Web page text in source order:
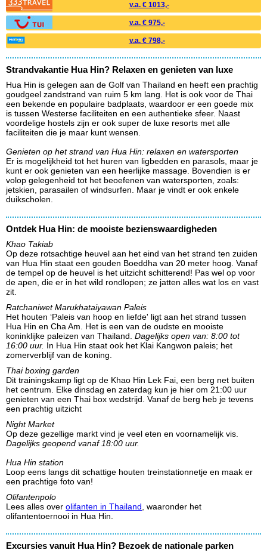
v.a. € 1013,-
v.a. € 975,-
v.a. € 798,-
Strandvakantie Hua Hin? Relaxen en genieten van luxe
Hua Hin is gelegen aan de Golf van Thailand en heeft een prachtig
goudgeel zandstrand van ruim 5 km lang. Het is ook voor de Thai
een bekende en populaire badplaats, waardoor er een goede mix
is tussen Westerse faciliteiten en een authentieke sfeer. Naast
voordelige hostels zijn er ook super de luxe resorts met alle
faciliteiten die je maar kunt wensen.
Genieten op het strand van Hua Hin: relaxen en watersporten
Er is mogelijkheid tot het huren van ligbedden en parasols, maar je
kunt er ook genieten van een heerlijke massage. Bovendien is er
volop gelegenheid tot het beoefenen van watersporten, zoals:
jetskien, parasailen of windsurfen. Maar je vindt er ook enkele
duikscholen.
Ontdek Hua Hin: de mooiste bezienswaardigheden
Khao Takiab
Op deze rotsachtige heuvel aan het eind van het strand ten zuiden
van Hua Hin staat een gouden Boeddha van 20 meter hoog. Vanaf
de tempel op de heuvel is het uitzicht schitterend! Pas wel op voor
de apen, die er in het wild rondlopen; ze jatten alles wat los en vast
zit.
Ratchaniwet Marukhataiyawan Paleis
Het houten ‘Paleis van hoop en liefde' ligt aan het strand tussen
Hua Hin en Cha Am. Het is een van de oudste en mooiste
koninklijke paleizen van Thailand. Dagelijks open van: 8:00 tot
16:00 uur.
In Hua Hin staat ook het Klai Kangwon paleis; het
zomerverblijf van de koning.
Thai boxing garden
Dit trainingskamp ligt op de Khao Hin Lek Fai, een berg net buiten
het centrum. Elke dinsdag en zaterdag kun je hier om 21:00 uur
genieten van een Thai box wedstrijd. Vanaf de berg heb je tevens
een prachtig uitzicht
Night Market
Op deze gezellige markt vind je veel eten en voornamelijk vis.
Dagelijks geopend vanaf 18:00 uur.
Hua Hin station
Loop eens langs dit schattige houten treinstationnetje en maak er
een prachtige foto van!
Olifantenpolo
Lees alles over olifanten in Thailand , waaronder het
olifantentoernooi in Hua Hin.
Excursies vanuit Hua Hin? Bezoek de nationale parken